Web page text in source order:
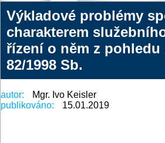
Výkladové problémy
charakterem
řízení o něm z pohledu
82/1998 Sb.
autor:
Mgr. Ivo Keisler
publikováno:
15.01.2019